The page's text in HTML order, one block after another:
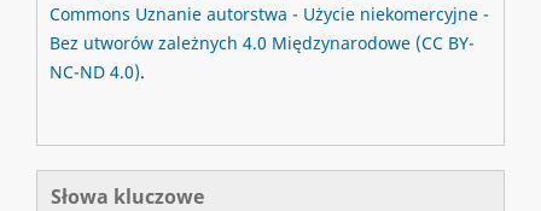
Commons Uznanie autorstwa - Użycie niekomercyjne -
Bez utworów zależnych 4.0 Międzynarodowe (CC BY-
NC-ND 4.0).
Słowa kluczowe